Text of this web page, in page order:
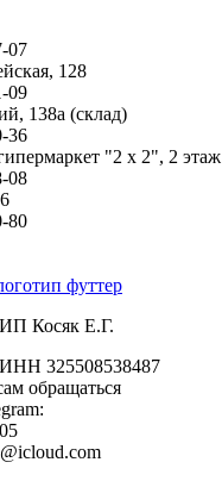
07
128
09
138а (склад)
36
"2 х 2", 2 этаж
08
80
Косяк Е.Г.
325508538487
обращаться